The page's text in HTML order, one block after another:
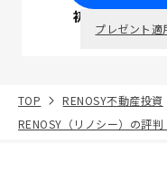
初回面談で
プレゼント適
TOP RENOSY不動産投資
RENOSY（リノシー）の評判